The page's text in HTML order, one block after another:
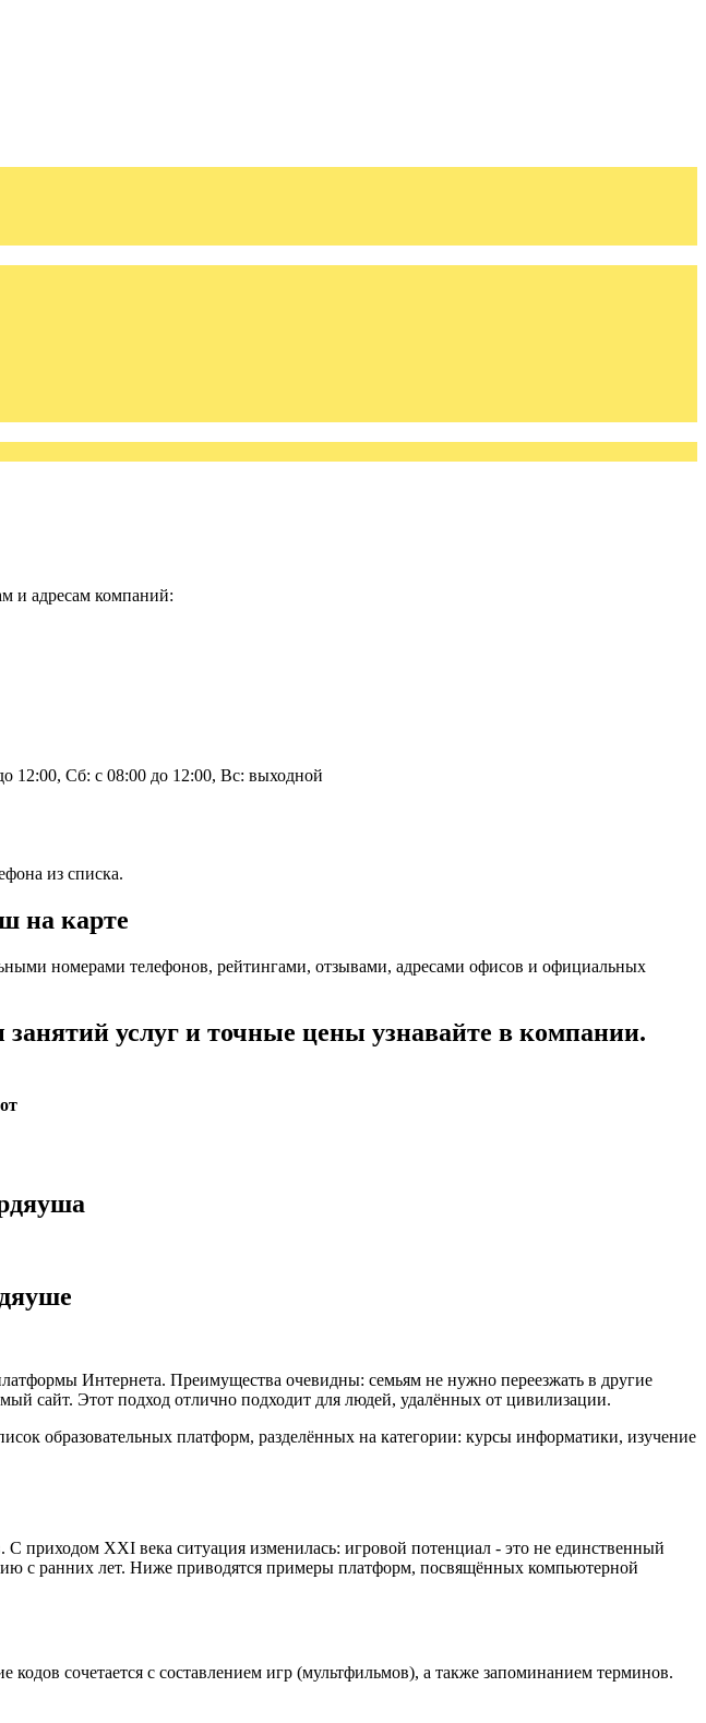
и адресам компаний:
12:00, Сб: с 08:00 до 12:00, Вс: выходной
из списка.
на карте
номерами телефонов, рейтингами, отзывами, адресами офисов и официальных
услуг и точные цены узнавайте в компании.
Интернета. Преимущества очевидны: семьям не нужно переезжать в другие
сайт. Этот подход отлично подходит для людей, удалённых от цивилизации.
образовательных платформ, разделённых на категории: курсы информатики, изучение
приходом XXI века ситуация изменилась: игровой потенциал - это не единственный
с ранних лет. Ниже приводятся примеры платформ, посвящённых компьютерной
сочетается с составлением игр (мультфильмов), а также запоминанием терминов.